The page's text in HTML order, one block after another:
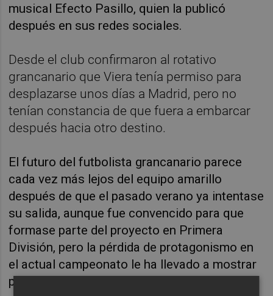
musical Efecto Pasillo, quien la publicó
después en sus redes sociales.
Desde el club confirmaron al rotativo
grancanario que Viera tenía permiso para
desplazarse unos días a Madrid, pero no
tenían constancia de que fuera a embarcar
después hacia otro destino.
El futuro del futbolista grancanario parece
cada vez más lejos del equipo amarillo
después de que el pasado verano ya intentase
su salida, aunque fue convencido para que
formase parte del proyecto en Primera
División, pero la pérdida de protagonismo en
el actual campeonato le ha llevado a mostrar
públicamente su descontento.